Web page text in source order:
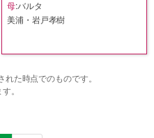
母:バルタ
美浦・岩戸孝樹
た時点でのものです。
。